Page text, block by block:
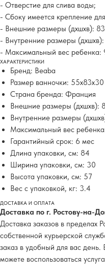
- Отверстие для слива воды;
- Сбоку имеется крепление
- Внешние размеры (дхшхв):
- Внутренние размеры
- Максимальный вес ребенка:
ХАРАКТЕРИСТИКИ
Бренд: Beaba
Размер ванночки:
Страна бренда: Франция
Внешние размеры (дхшхв):
Внутренние размеры
Максимальный вес
Гарантийный срок: 6 мес
Длина упаковки, см: 84
Ширина упаковки, см: 30
Высота упаковки, см: 57
Вес с упаковкой, кг: 3.4
ДОСТАВКА И ОПЛАТА
Доставка по г. Ростову-на-
Доставка заказов в пределах
собственной курьерской
заказ в удобный для вас
можете воспользоваться